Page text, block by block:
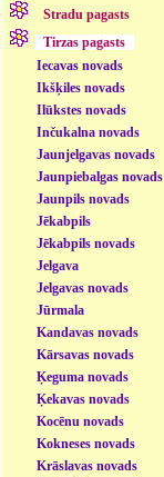
Stradu pagasts
Tirzas pagasts
Iecavas novads
Ikšķiles novads
Ilūkstes novads
Inčukalna novads
Jaunjelgavas novads
Jaunpiebalgas novads
Jaunpils novads
Jēkabpils
Jēkabpils novads
Jelgava
Jelgavas novads
Jūrmala
Kandavas novads
Kārsavas novads
Ķeguma novads
Ķekavas novads
Kocēnu novads
Kokneses novads
Krāslavas novads